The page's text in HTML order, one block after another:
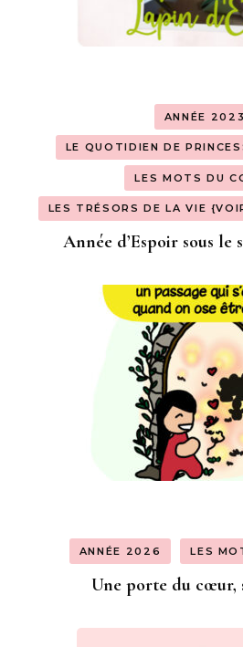
ANNÉE 2023
LE QUOTIDIEN DE
LES MOTS DU
LES TRÉSORS DE LA VIE
Année d’Espoir sous le
ANNÉE 2026 LES
Une porte du cœur,